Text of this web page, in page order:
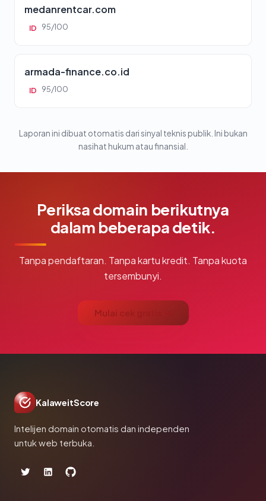
medanrentcar.com
ID 95/100
armada-finance.co.id
ID 95/100
Laporan ini dibuat otomatis dari sinyal teknis publik. Ini bukan
nasihat hukum atau finansial.
Periksa domain berikutnya
dalam beberapa detik.
Tanpa pendaftaran. Tanpa kartu kredit. Tanpa kuota
tersembunyi.
Mulai cek gratis →
KalaweitScore
Intelijen domain otomatis dan independen
untuk web terbuka.